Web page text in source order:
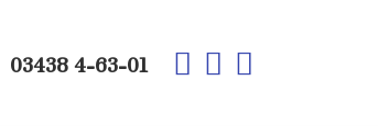
03438 4-63-01